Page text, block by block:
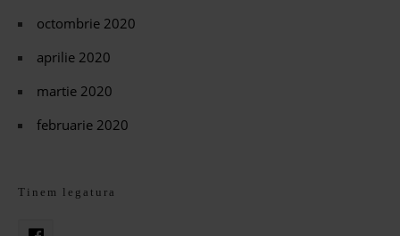
octombrie 2020
aprilie 2020
martie 2020
februarie 2020
Tinem legatura